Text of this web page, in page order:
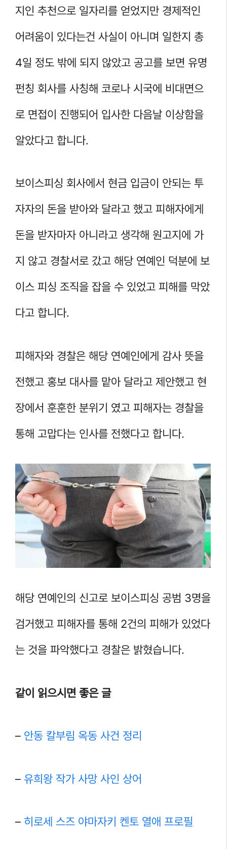
지인 추천으로 일자리를 얻었지만 경제적인
어려움이 있다는건 사실이 아니며 일한지 총
4일 정도 밖에 되지 않았고 공고를 보면 유명
펀칭 회사를 사칭해 코로나 시국에 비대면으
로 면접이 진행되어 입사한 다음날 이상함을
알았다고 합니다.
보이스피싱 회사에서 현금 입금이 안되는 투
자자의 돈을 받아와 달라고 했고 피해자에게
돈을 받자마자 아니라고 생각해 원고지에 가
지 않고 경찰서로 갔고 해당 연예인 덕분에 보
이스 피싱 조직을 잡을 수 있었고 피해를 막았
다고 합니다.
피해자와 경찰은 해당 연예인에게 감사 뜻을
전했고 홍보 대사를 맡아 달라고 제안했고 현
장에서 훈훈한 분위기 였고 피해자는 경찰을
통해 고맙다는 인사를 전했다고 합니다.
해당 연예인의 신고로 보이스피싱 공범 3명을
검거했고 피해자를 통해 2건의 피해가 있었다
는 것을 파악했다고 경찰은 밝혔습니다.
같이 읽으시면 좋은 글
– 안동 칼부림 옥동 사건 정리
– 유희왕 작가 사망 사인 상어
– 히로세 스즈 야마자키 켄토 열애 프로필